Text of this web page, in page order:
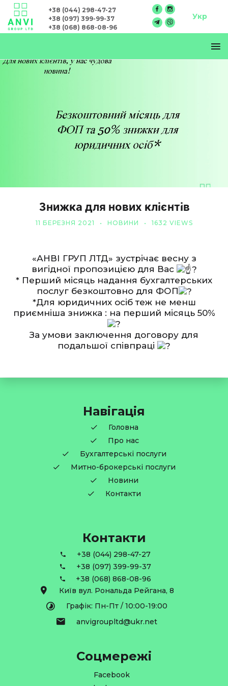
+38 (044) 298-47-27
+38 (097) 399-99-37
+38 (068) 868-08-96
Укр
Знижка для нових клієнтів
11 БЕРЕЗНЯ 2021 НОВИНИ 1632 VIEWS
«АНВІ ГРУП ЛТД» зустрічає весну з
вигідної пропозицією для Вас
* Перший місяць надання бухгалтерських
послуг безкоштовно для ФОП
*Для юридичних осіб теж не менш
приємніша знижка : на перший місяць 50%
За умови заключення договору для
подальшої співпраці
Навігація
Головна
Про нас
Бухгалтерські послуги
Митно-брокерські послуги
Новини
Контакти
Контакти
+38 (044) 298-47-27
+38 (097) 399-99-37
+38 (068) 868-08-96
Київ вул. Рональда Рейгана, 8
Графік: Пн-Пт / 10:00-19:00
anvigroupltd@ukr.net
Соцмережі
Facebook